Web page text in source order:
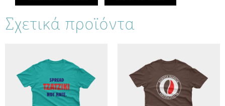
Σχετικά προϊόντα